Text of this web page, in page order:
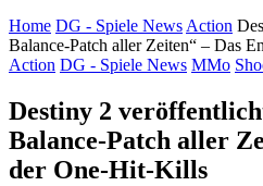
Home DG - Spiele NewsAction
Balance-Patch aller Zeiten“ – Das
Action DG - Spiele News MMo
Destiny 2
Balance-Patch aller
der One-Hit-Kills